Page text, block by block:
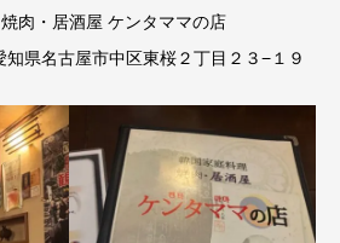
焼肉・居酒屋 ケンタママの店
知県名古屋市中区東桜２丁目２３−１９